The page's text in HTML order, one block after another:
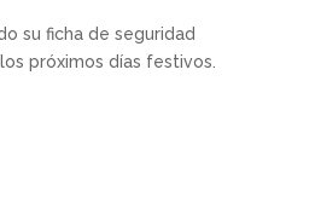
su ficha de seguridad
próximos días festivos.